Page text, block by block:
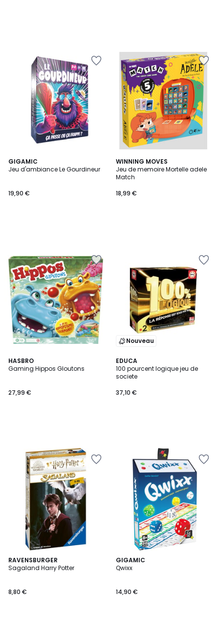
GIGAMIC
Jeu d'ambiance Le Gourdineur
19,90 €
WINNING MOVES
Jeu de memoire Mortelle adele
Match
18,99 €
HASBRO
Gaming Hippos Gloutons
27,99 €
Nouveau
EDUCA
100 pourcent logique jeu de
societe
37,10 €
RAVENSBURGER
Sagaland Harry Potter
8,80 €
GIGAMIC
Qwixx
14,90 €